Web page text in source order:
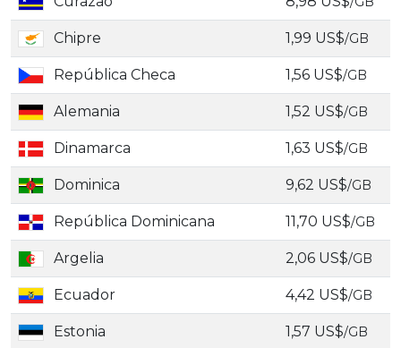
Chipre 1,99 US$/GB
República Checa 1,56 US$/GB
Alemania 1,52 US$/GB
Dinamarca 1,63 US$/GB
Dominica 9,62 US$/GB
República Dominicana 11,70 US$/GB
Argelia 2,06 US$/GB
Ecuador 4,42 US$/GB
Estonia 1,57 US$/GB